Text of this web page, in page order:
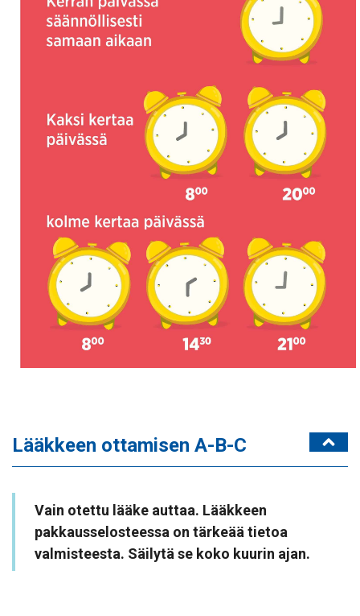
Lääkkeen ottamisen A-B-C
Vain otettu lääke auttaa. Lääkkeen
pakkausselosteessa on tärkeää tietoa
valmisteesta. Säilytä se koko kuurin ajan.